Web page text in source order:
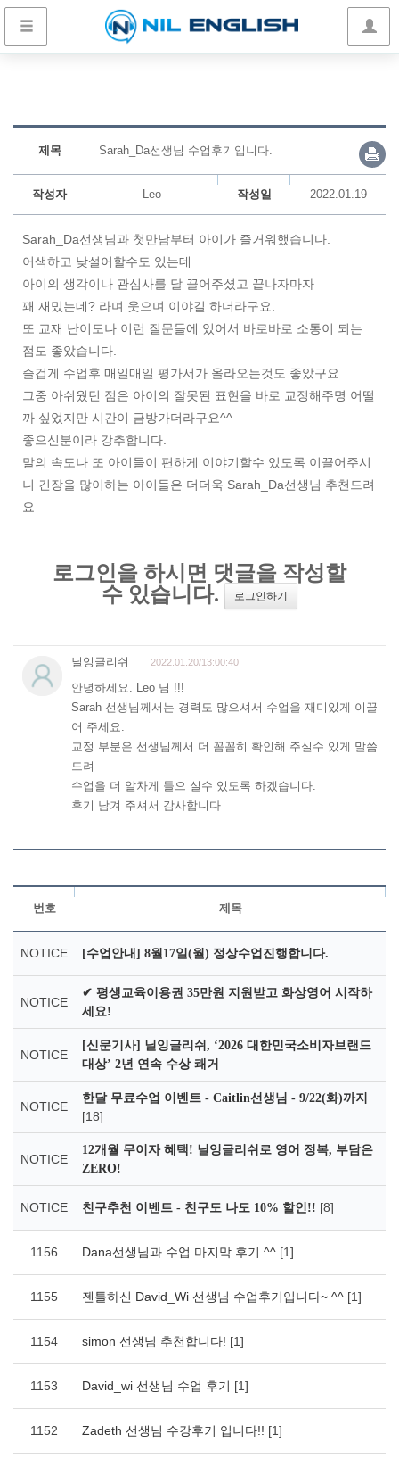
제목 Sarah_Da선생님 수업후기입니다.
작성자 Leo 작성일 2022.01.19
Sarah_Da선생님과 첫만남부터 아이가 즐거워했습니다.
어색하고 낮설어할수도 있는데
아이의 생각이나 관심사를 달 끌어주셨고 끝나자마자
꽤 재밌는데? 라며 웃으며 이야길 하더라구요.
또 교재 난이도나 이런 질문들에 있어서 바로바로 소통이 되는
점도 좋았습니다.
즐겁게 수업후 매일매일 평가서가 올라오는것도 좋았구요.
그중 아쉬웠던 점은 아이의 잘못된 표현을 바로 교정해주명 어떨
까 싶었지만 시간이 금방가더라구요^^
좋으신분이라 강추합니다.
말의 속도나 또 아이들이 편하게 이야기할수 있도록 이끌어주시
니 긴장을 많이하는 아이들은 더더욱 Sarah_Da선생님 추천드려
요